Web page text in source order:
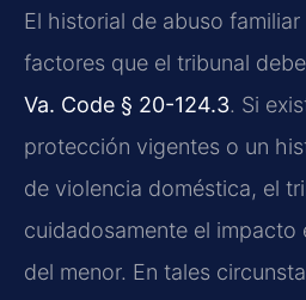
El historial de abuso
factores que el tribunal
Va. Code § 20-124.3. Si
protección vigentes o un
de violencia doméstica, el
cuidadosamente el impacto
del menor. En tales